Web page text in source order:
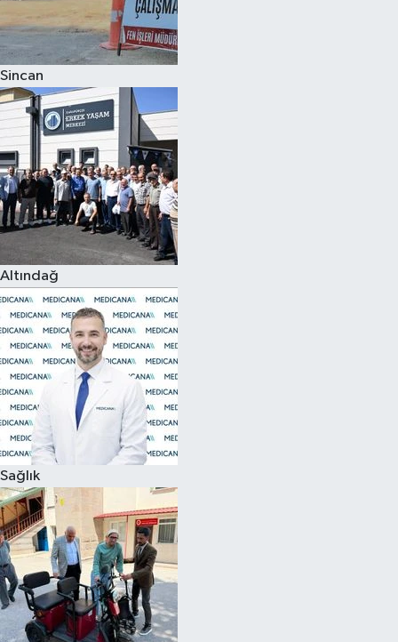
Sincan
Altındağ
Sağlık
Spor
Çocuk
Eğitim
Hava Durumu
Kadın
Kim kimdir?
Kültür Sanat
Sağlık
Siyaset
Teknoloji
Televizyon
Yaşam-Çevre